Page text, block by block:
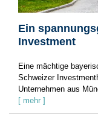
Ein
Investment
Eine mächtige
Schweizer
Unternehmen aus
[ mehr ]